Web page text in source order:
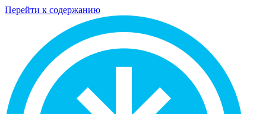
Перейти к содержанию